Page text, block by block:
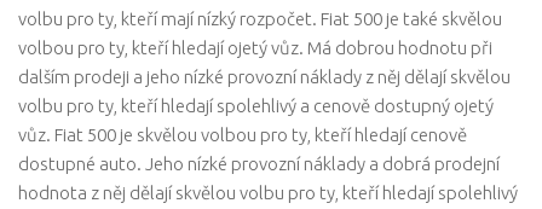
volbu pro ty, kteří mají nízký rozpočet. Fiat 500 je také skvělou
volbou pro ty, kteří hledají ojetý vůz. Má dobrou hodnotu při
dalším prodeji a jeho nízké provozní náklady z něj dělají skvělou
volbu pro ty, kteří hledají spolehlivý a cenově dostupný ojetý
vůz. Fiat 500 je skvělou volbou pro ty, kteří hledají cenově
dostupné auto. Jeho nízké provozní náklady a dobrá prodejní
hodnota z něj dělají skvělou volbu pro ty, kteří hledají spolehlivý